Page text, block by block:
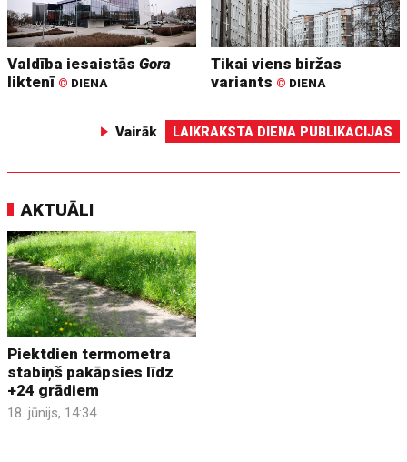
Valdība iesaistāsGora
liktenī © DIENA
Tikai viens biržas
variants © DIENA
Vairāk LAIKRAKSTA DIENA PUBLIKĀCIJAS
AKTUĀLI
Piektdien termometra
stabiņš pakāpsies līdz
+24 grādiem
18. jūnijs, 14:34